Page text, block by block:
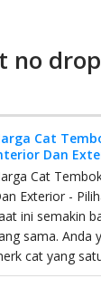
no
Cat
Dan
Cat
Exterior -
ini semakin
sama. Anda
cat yang